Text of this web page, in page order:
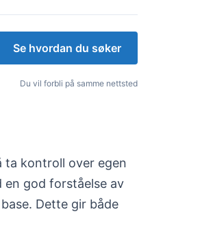
Se hvordan du søker
Du vil forbli på samme nettsted
ta kontroll over egen
en god forståelse av
Dette gir både